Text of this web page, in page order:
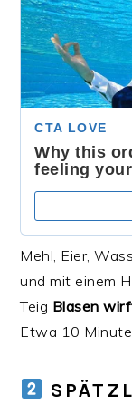
Mehl, Eier,
und mit einem
Teig Blasen
Etwa 10